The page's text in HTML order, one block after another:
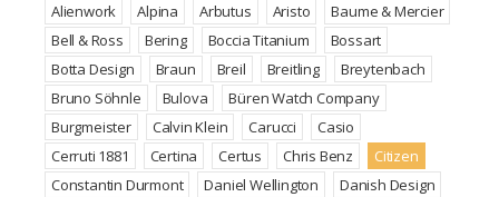
Alienwork Alpina Arbutus Aristo
Baume & Mercier
Bell & Ross
Bering Boccia Titanium
Bossart
Botta Design
Braun Breil Breitling
Breytenbach
Bruno Söhnle
Bulova
Büren Watch Company
Burgmeister
Calvin Klein Carucci
Casio
Cerruti 1881
Certina Certus Chris Benz
Citizen
Constantin Durmont
Daniel Wellington
Danish Design